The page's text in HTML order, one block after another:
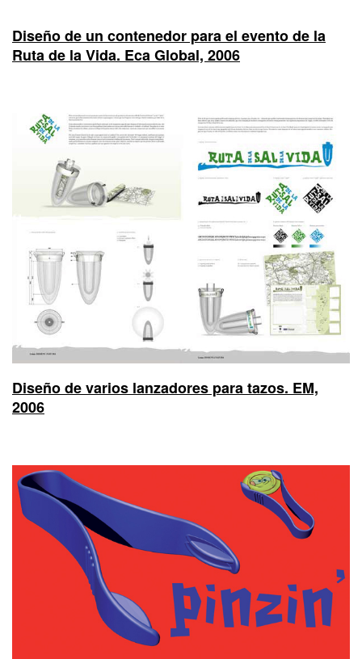
Diseño de un contenedor para el evento de la
Ruta de la Vida. Eca Global, 2006
Diseño de varios lanzadores para tazos. EM,
2006